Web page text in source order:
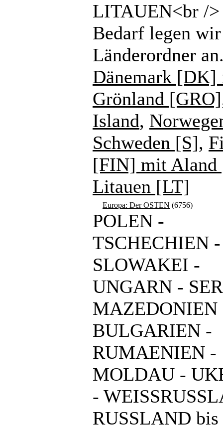
LITAUEN<br /
Bedarf legen wir
Länderordner
Dänemark [DK]
Grönland [GRO]
Island,
Schweden [S],
[FIN] mit
Litauen [LT]
Europa: Der OSTEN (6756)
POLEN -
TSCHECHIEN -
SLOWAKEI -
UNGARN -
MAZEDONIEN
BULGARIEN -
RUMAENIEN -
MOLDAU -
-
RUSSLAND bis